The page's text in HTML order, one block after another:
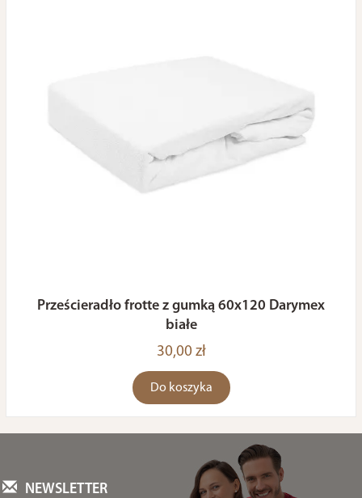
Prześcieradło frotte z gumką 60x120 Darymex
białe
30,00 zł
Do koszyka
NEWSLETTER